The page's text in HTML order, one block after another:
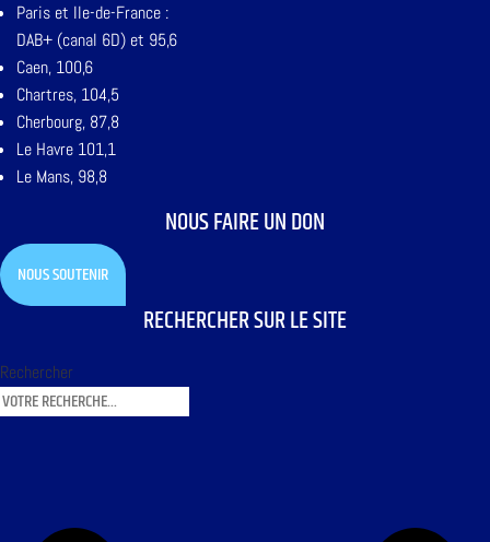
Paris et Ile-de-France :
DAB+ (canal 6D) et 95,6
Caen, 100,6
Chartres, 104,5
Cherbourg, 87,8
Le Havre 101,1
Le Mans, 98,8
NOUS FAIRE UN DON
NOUS SOUTENIR
RECHERCHER SUR LE SITE
Rechercher